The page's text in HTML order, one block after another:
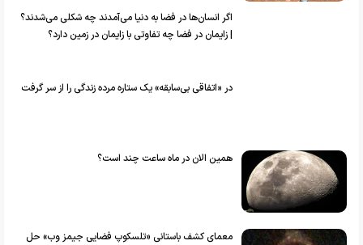
اگر انسان‌ها در فضا به دنیا می‌آمدند چه شکلی می‌شدند؟
| زایمان در فضا چه تفاوتی با زایمان در زمین دارد؟
در «اتفاقی بی‌سابقه» یک ستاره مرده زندگی را از سر گرفت
همین الان در ماه ساعت چند است؟
معمای کشف باستانی «تلسکوپ فضایی جیمز وب» حل